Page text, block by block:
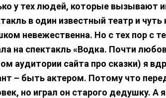
у тех людей, которые вызывают
в один известный театр и
невежественна. Но с тех пор с
на спектакль «Водка. Почти
аудитории сайта про сказки) я
– быть актером. Потому что
но играл он старого дедушку. А